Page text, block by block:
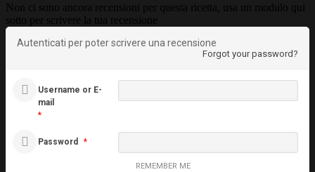
Non ci sono ancora recensioni per questa ricetta, usa un modulo qui
sotto per scrivere la tua recensione
Autenticati per poter scrivere una recensione
Forgot your password?
Username or E-
mail
*
Password *
REMEMBER ME